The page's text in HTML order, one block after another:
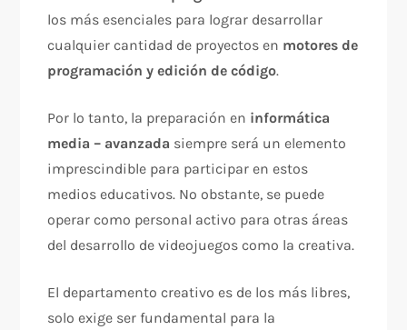
los más esenciales para lograr desarrollar
cualquier cantidad de proyectos en motores de
programación y edición de código.
Por lo tanto, la preparación en informática
media – avanzada siempre será un elemento
imprescindible para participar en estos
medios educativos. No obstante, se puede
operar como personal activo para otras áreas
del desarrollo de videojuegos como la creativa.
El departamento creativo es de los más libres,
solo exige ser fundamental para la